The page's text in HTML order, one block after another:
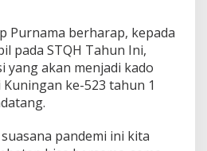
Purnama berharap, kepada
pada STQH Tahun Ini,
yang akan menjadi kado
ke-523 tahun 1
pandemi ini kita